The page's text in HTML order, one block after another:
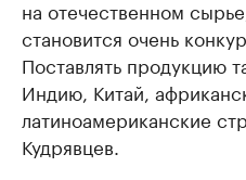
на отечественном
становится очень
Поставлять продукцию
Индию, Китай,
латиноамериканские
Кудрявцев.